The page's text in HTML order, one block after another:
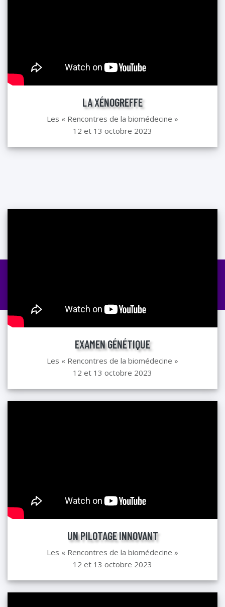
LA XÉNOGREFFE
Les « Rencontres de la biomédecine »
12 et 13 octobre 2023
EXAMEN GÉNÉTIQUE
Les « Rencontres de la biomédecine »
12 et 13 octobre 2023
UN PILOTAGE INNOVANT
Les « Rencontres de la biomédecine »
12 et 13 octobre 2023